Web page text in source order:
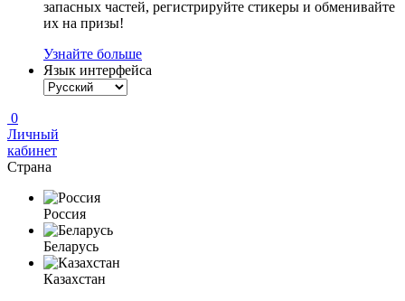
запасных частей, регистрируйте стикеры и обменивайте
их на призы!
Узнайте больше
Язык интерфейса
0
Личный
кабинет
Страна
Россия
Беларусь
Казахстан